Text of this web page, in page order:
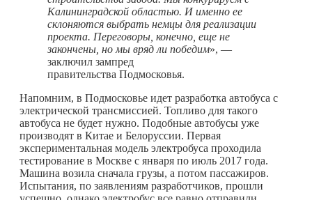
Калининградской областью. И именно ее
склоняются выбрать немцы для реализации
проекта. Переговоры, конечно, еще не
закончены, но мы вряд ли победим», —
заключил зампред
правительства Подмосковья.
Напомним, в Подмосковье идет разработка автобуса с
электрической трансмиссией. Топливо для такого
автобуса не будет нужно. Подобные автобусы уже
производят в Китае и Белоруссии. Первая
экспериментальная модель электробуса проходила
тестирование в Москве с января по июль 2017 года.
Машина возила сначала грузы, а потом пассажиров.
Испытания, по заявлениям разработчиков, прошли